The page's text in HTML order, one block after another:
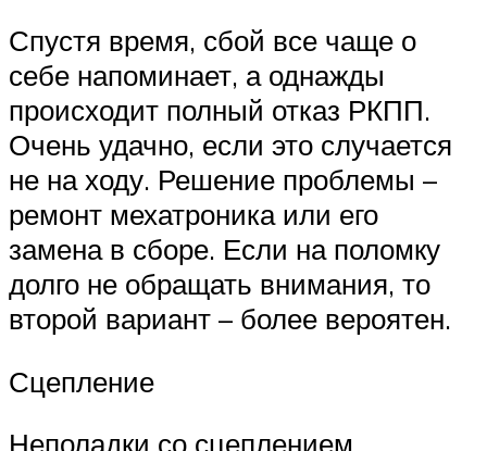
Спустя время, сбой все чаще о
себе напоминает, а однажды
происходит полный отказ РКПП.
Очень удачно, если это случается
не на ходу. Решение проблемы –
ремонт мехатроника или его
замена в сборе. Если на поломку
долго не обращать внимания, то
второй вариант – более вероятен.
Сцепление
Неполадки со сцеплением